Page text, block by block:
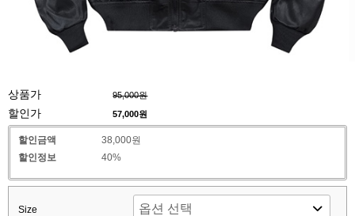
상품가 95,000원
할인가 57,000원
할인금액
38,000원
할인정보
40%
Size